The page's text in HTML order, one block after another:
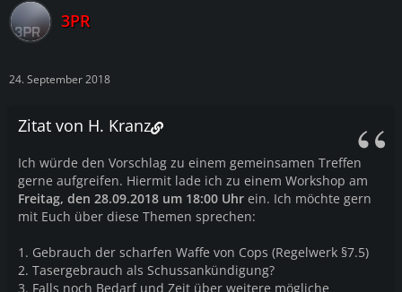
3PR
24. September 2018
Zitat von H. Kranz
Ich würde den Vorschlag zu einem gemeinsamen Treffen
gerne aufgreifen. Hiermit lade ich zu einem Workshop am
Freitag, den 28.09.2018 um 18:00 Uhr ein. Ich möchte gern
mit Euch über diese Themen sprechen:
1. Gebrauch der scharfen Waffe von Cops (Regelwerk §7.5)
2. Tasergebrauch als Schussankündigung?
3. Falls noch Bedarf und Zeit über weitere mögliche